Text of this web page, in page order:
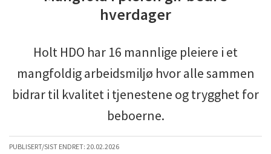
hverdager
Holt HDO har 16 mannlige pleiere i et
mangfoldig arbeidsmiljø hvor alle sammen
bidrar til kvalitet i tjenestene og trygghet for
beboerne.
PUBLISERT/SIST ENDRET: 20.02.2026